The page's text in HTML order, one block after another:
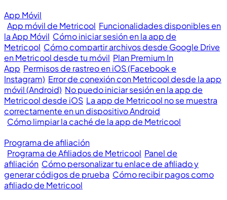
App Móvil
App móvil de Metricool Funcionalidades disponibles en
la App Móvil Cómo iniciar sesión en la app de
Metricool Cómo compartir archivos desde Google Drive
en Metricool desde tu móvil Plan Premium In
App Permisos de rastreo en iOS (Facebook e
Instagram) Error de conexión con Metricool desde la app
móvil (Android) No puedo iniciar sesión en la app de
Metricool desde iOS La app de Metricool no se muestra
correctamente en un dispositivo Android
Cómo limpiar la caché de la app de Metricool
Programa de afiliación
Programa de Afiliados de Metricool Panel de
afiliación Cómo personalizar tu enlace de afiliado y
generar códigos de prueba Cómo recibir pagos como
afiliado de Metricool